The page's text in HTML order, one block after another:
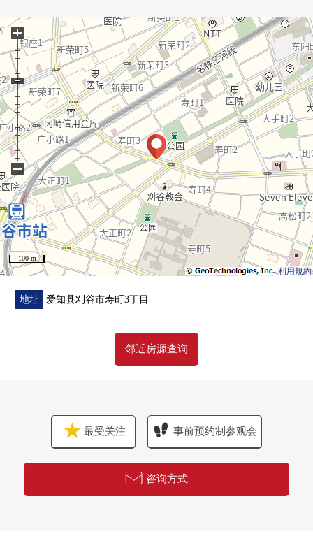
利用規約
100 m
+
−
地址 爱知县刈谷市寿町3丁目
邻近房源查询
最受关注 事前预约制参观会
咨询方式